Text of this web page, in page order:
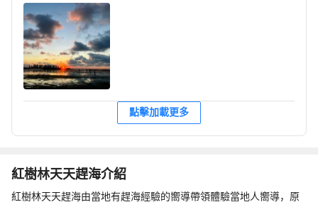
點擊加載更多
紅樹林天天趕海介紹
紅樹林天天趕海由當地有趕海經驗的嚮導帶領體驗當地人嚮導，原